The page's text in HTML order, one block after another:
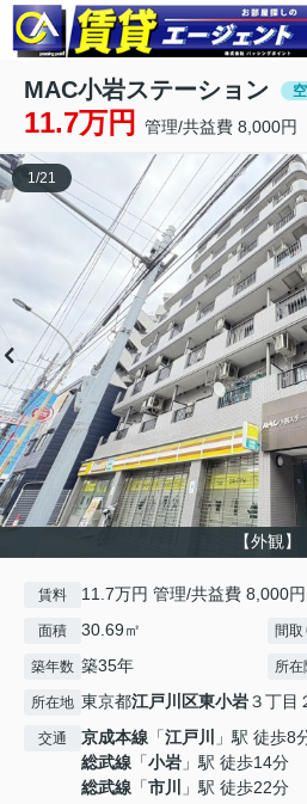
MAC小岩ステーション
11.7万円 管理/共益費 8,000円
【外観】
1/21
賃料 11.7万円 管理/共益費 8,000円
面積 30.69㎡ 間取
築年数 築35年 所在
所在地 東京都江戸川区東小岩３丁目
交通 京成本線 「江戸川
」駅 徒歩8
総武線 「小岩 」駅 徒歩14分
総武線 「市川 」駅 徒歩22分